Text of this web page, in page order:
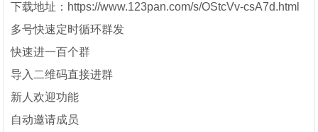
下载地址：https://www.123pan.com/s/OStcVv-csA7d.html
多号快速定时循环群发
快速进一百个群
导入二维码直接进群
新人欢迎功能
自动邀请成员